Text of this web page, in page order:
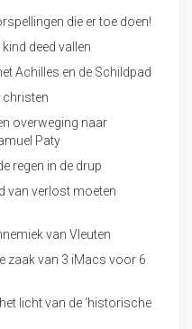
die er toe doen!
deed vallen
Achilles en de Schildpad
christen
overweging naar
Paty
regen in de drup
van verlost moeten
van Vleuten
zaak van 3 iMacs voor 6
licht van de ‘historische